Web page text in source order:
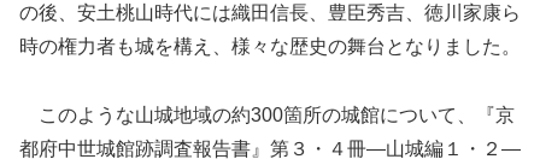
の後、安土桃山時代には織田信長、豊臣秀吉、徳川家康ら
時の権力者も城を構え、様々な歴史の舞台となりました。
このような山城地域の約300箇所の城館について、『京
都府中世城館跡調査報告書』第３・４冊―山城編１・２―